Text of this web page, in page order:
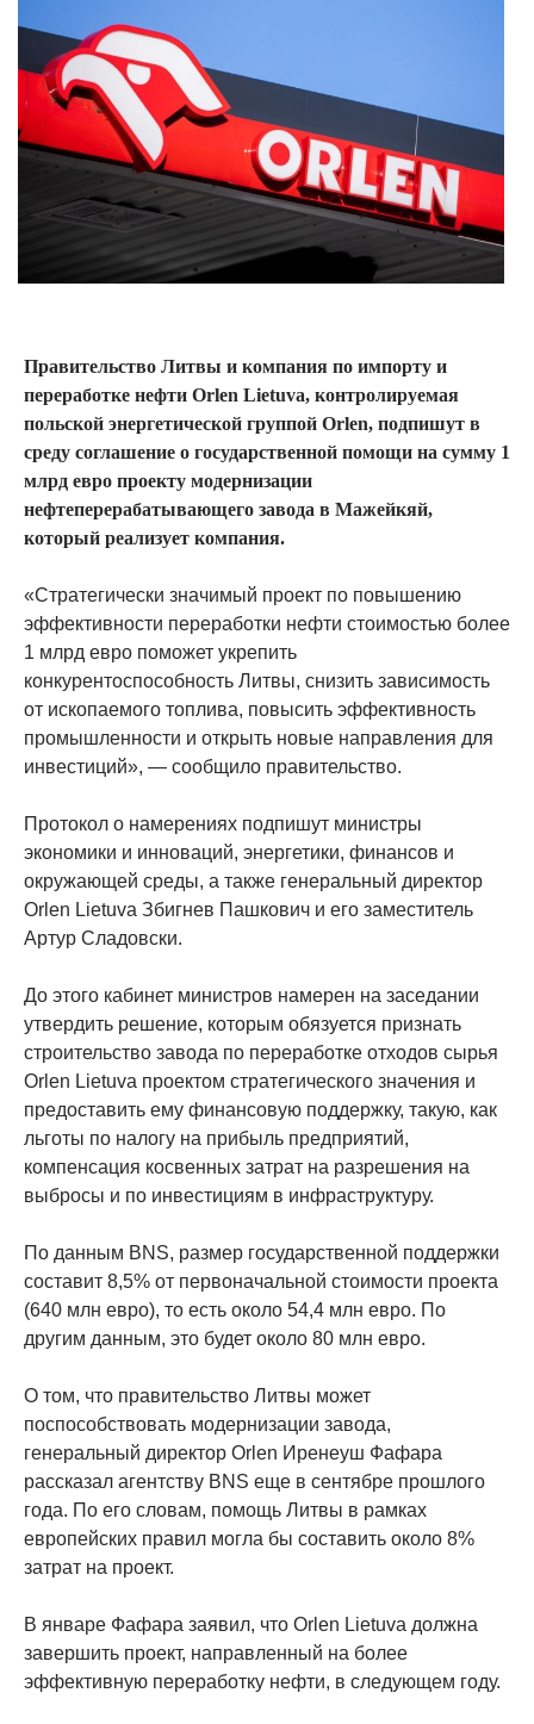
Правительство Литвы и компания по импорту и
переработке нефти Orlen Lietuva, контролируемая
польской энергетической группой Orlen, подпишут в
среду соглашение о государственной помощи на сумму 1
млрд евро проекту модернизации
нефтеперерабатывающего завода в Мажейкяй,
который реализует компания.
«Стратегически значимый проект по повышению
эффективности переработки нефти стоимостью более
1 млрд евро поможет укрепить
конкурентоспособность Литвы, снизить зависимость
от ископаемого топлива, повысить эффективность
промышленности и открыть новые направления для
инвестиций», — сообщило правительство.
Протокол о намерениях подпишут министры
экономики и инноваций, энергетики, финансов и
окружающей среды, а также генеральный директор
Orlen Lietuva Збигнев Пашкович и его заместитель
Артур Сладовски.
До этого кабинет министров намерен на заседании
утвердить решение, которым обязуется признать
строительство завода по переработке отходов сырья
Orlen Lietuva проектом стратегического значения и
предоставить ему финансовую поддержку, такую, ​​как
льготы по налогу на прибыль предприятий,
компенсация косвенных затрат на разрешения на
выбросы и по инвестициям в инфраструктуру.
По данным BNS, размер государственной поддержки
составит 8,5% от первоначальной стоимости проекта
(640 млн евро), то есть около 54,4 млн евро. По
другим данным, это будет около 80 млн евро.
О том, что правительство Литвы может
поспособствовать модернизации завода,
генеральный директор Orlen Иренеуш Фафара
рассказал агентству BNS еще в сентябре прошлого
года. По его словам, помощь Литвы в рамках
европейских правил могла бы составить около 8%
затрат на проект.
В январе Фафара заявил, что Orlen Lietuva должна
завершить проект, направленный на более
эффективную переработку нефти, в следующем году.